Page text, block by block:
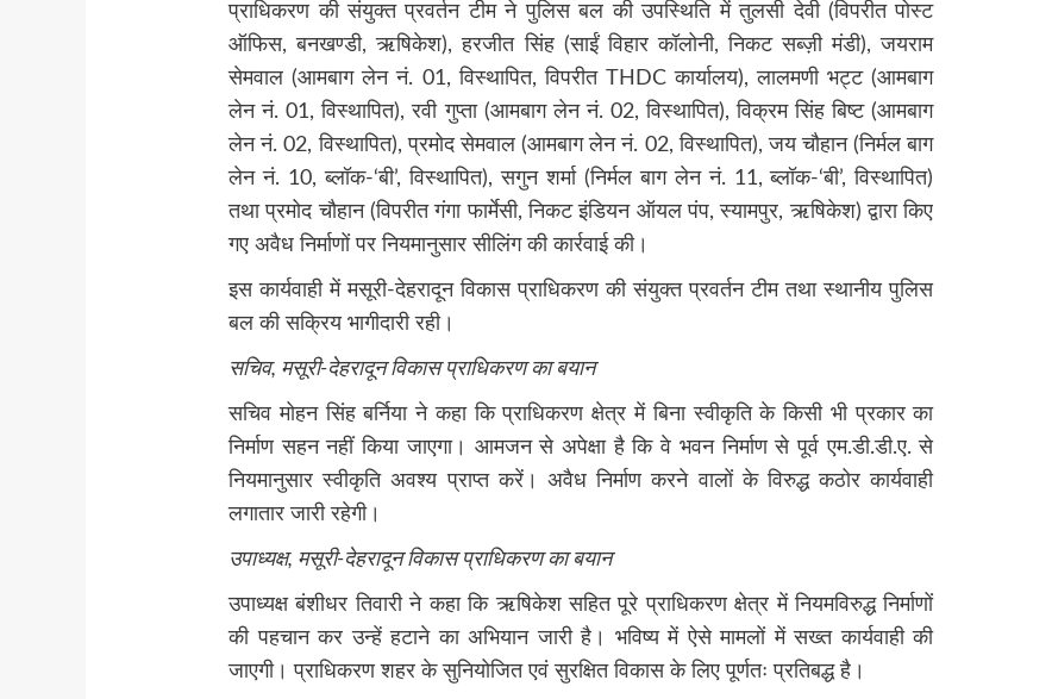
प्राधिकरण की संयुक्त प्रवर्तन टीम ने पुलिस बल की उपस्थिति में तुलसी देवी (विपरीत पोस्ट
ऑफिस, बनखण्डी, ऋषिकेश), हरजीत सिंह (साईं विहार कॉलोनी, निकट सब्ज़ी मंडी), जयराम
सेमवाल (आमबाग लेन नं. 01, विस्थापित, विपरीत THDC कार्यालय), लालमणी भट्ट (आमबाग
लेन नं. 01, विस्थापित), रवी गुप्ता (आमबाग लेन नं. 02, विस्थापित), विक्रम सिंह बिष्ट (आमबाग
लेन नं. 02, विस्थापित), प्रमोद सेमवाल (आमबाग लेन नं. 02, विस्थापित), जय चौहान (निर्मल बाग
लेन नं. 10, ब्लॉक-‘बी’, विस्थापित), सगुन शर्मा (निर्मल बाग लेन नं. 11, ब्लॉक-‘बी’, विस्थापित)
तथा प्रमोद चौहान (विपरीत गंगा फार्मेसी, निकट इंडियन ऑयल पंप, स्यामपुर, ऋषिकेश) द्वारा किए
गए अवैध निर्माणों पर नियमानुसार सीलिंग की कार्रवाई की।
इस कार्यवाही में मसूरी-देहरादून विकास प्राधिकरण की संयुक्त प्रवर्तन टीम तथा स्थानीय पुलिस
बल की सक्रिय भागीदारी रही।
सचिव, मसूरी-देहरादून विकास प्राधिकरण का बयान
सचिव मोहन सिंह बर्निया ने कहा कि प्राधिकरण क्षेत्र में बिना स्वीकृति के किसी भी प्रकार का
निर्माण सहन नहीं किया जाएगा। आमजन से अपेक्षा है कि वे भवन निर्माण से पूर्व एम.डी.डी.ए. से
नियमानुसार स्वीकृति अवश्य प्राप्त करें। अवैध निर्माण करने वालों के विरुद्ध कठोर कार्यवाही
लगातार जारी रहेगी।
उपाध्यक्ष, मसूरी-देहरादून विकास प्राधिकरण का बयान
उपाध्यक्ष बंशीधर तिवारी ने कहा कि ऋषिकेश सहित पूरे प्राधिकरण क्षेत्र में नियमविरुद्ध निर्माणों
की पहचान कर उन्हें हटाने का अभियान जारी है। भविष्य में ऐसे मामलों में सख्त कार्यवाही की
जाएगी। प्राधिकरण शहर के सुनियोजित एवं सुरक्षित विकास के लिए पूर्णतः प्रतिबद्ध है।